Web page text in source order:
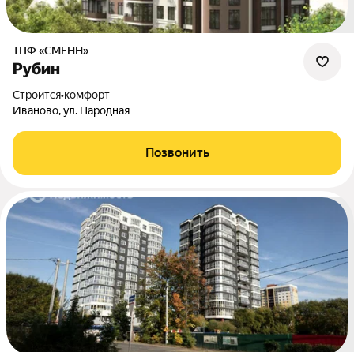
ТПФ «СМЕНН»
Рубин
Строится•комфорт
Иваново, ул. Народная
Позвонить